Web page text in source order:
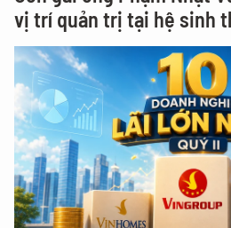
vị trí quản trị tại hệ sinh